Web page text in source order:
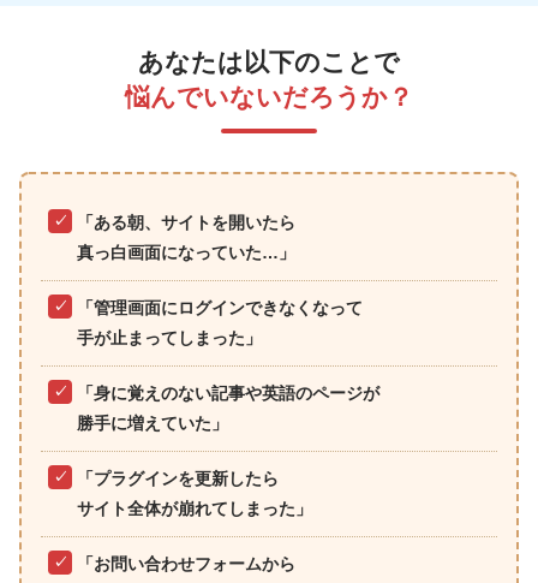
あなたは以下のことで
悩んでいないだろうか？
「ある朝、サイトを開いたら
真っ白画面になっていた…」
「管理画面にログインできなくなって
手が止まってしまった」
「身に覚えのない記事や英語のページが
勝手に増えていた」
「プラグインを更新したら
サイト全体が崩れてしまった」
「お問い合わせフォームから